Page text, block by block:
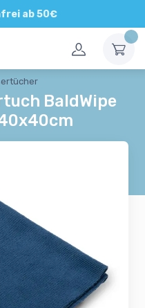
ab 50€
Beratung
BaldWipe